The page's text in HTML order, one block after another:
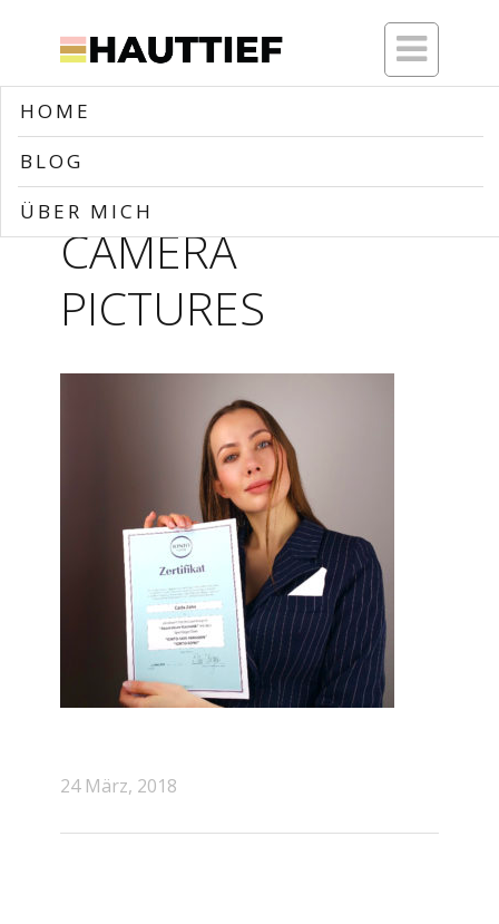

HOME
BLOG
ÜBER MICH
Home
SAMSUNG
CAMERA
PICTURES
24 März, 2018